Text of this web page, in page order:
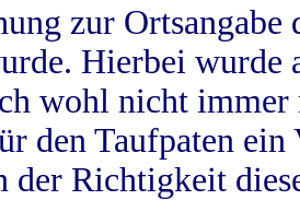
zur
Hierbei wurde
wohl nicht
den Taufpaten
der Richtigkeit